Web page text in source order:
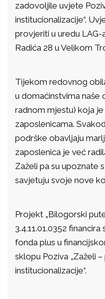
zadovoljile uvjete
institucionalizacije“.
provjeriti u uredu
Radića 28 u Velikom
Tijekom redovnog
u domaćinstvima naše
radnom mjestu) koja
zaposlenicama.
podrške obavljaju
zaposlenica je već
Zaželi pa su upoznate
savjetuju svoje nove
Projekt „Bilogorski
3.4.11.01.0352
fonda plus u
sklopu Poziva „Zaželi
institucionalizacije“.